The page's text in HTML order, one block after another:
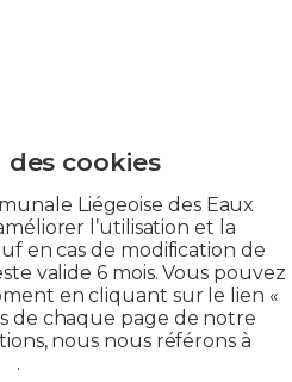
chez
Liégeoise des Eaux
l’utilisation et la
en cas de modification de
valide 6 mois. Vous pouvez
en cliquant sur le lien «
de chaque page de notre
nous nous référons à
.